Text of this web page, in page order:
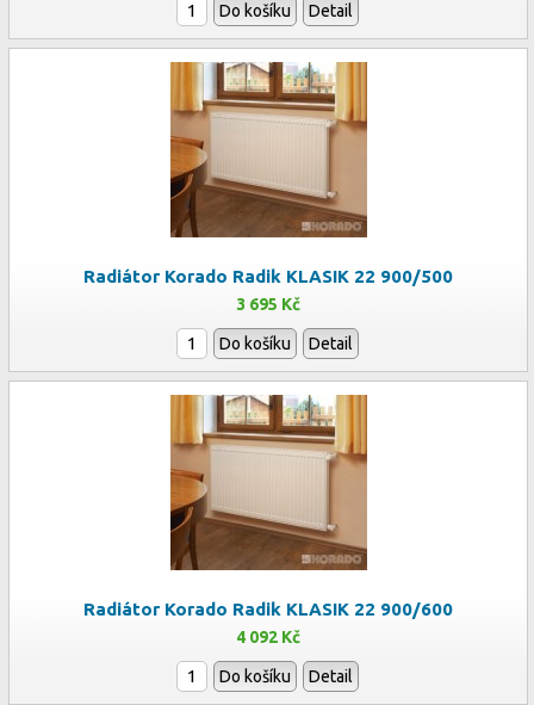
Do košíku Detail
Radiátor Korado Radik KLASIK 22 900/500
3 695 Kč
Do košíku Detail
Radiátor Korado Radik KLASIK 22 900/600
4 092 Kč
Do košíku Detail